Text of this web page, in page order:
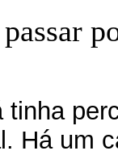
tinha
Há um